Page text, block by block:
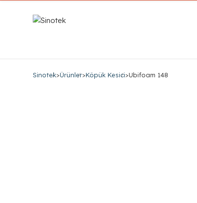
Sinotek>Ürünler>Köpük Kesici>Ubifoam 148